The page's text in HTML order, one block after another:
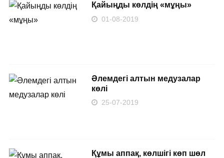
Қайыңды көлдің «мұңы»
01-08-2019
Әлемдегі алтын медузалар
көлі
25-07-2019
Құмы аппақ, көлшігі көп шөл